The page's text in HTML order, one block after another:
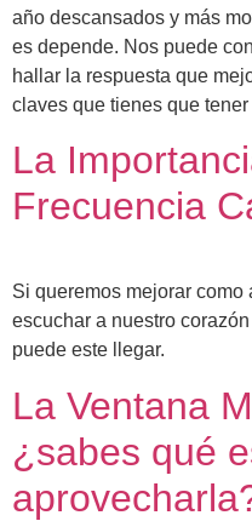
año descansados y más
es depende. Nos puede
hallar la respuesta que
claves que tienes que
La
Frecuencia
Si queremos mejorar
escuchar a nuestro
puede este llegar.
La Ventana
¿sabes qué